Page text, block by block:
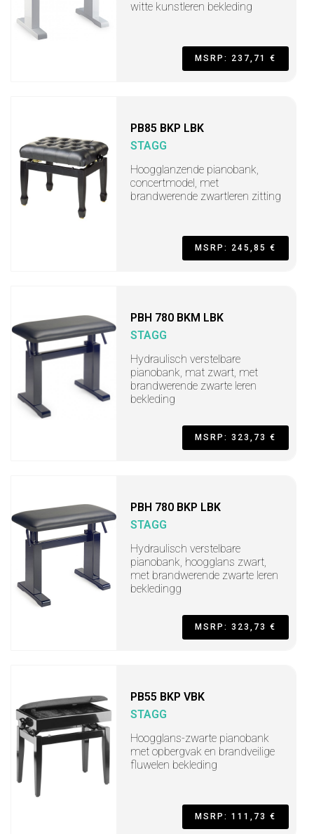
witte kunstleren bekleding
MSRP: 237,71 €
PB85 BKP LBK
STAGG
Hoogglanzende pianobank,
concertmodel, met
brandwerende zwartleren zitting
MSRP: 245,85 €
PBH 780 BKM LBK
STAGG
Hydraulisch verstelbare
pianobank, mat zwart, met
brandwerende zwarte leren
bekleding
MSRP: 323,73 €
PBH 780 BKP LBK
STAGG
Hydraulisch verstelbare
pianobank, hoogglans zwart,
met brandwerende zwarte leren
bekledingg
MSRP: 323,73 €
PB55 BKP VBK
STAGG
Hoogglans-zwarte pianobank
met opbergvak en brandveilige
fluwelen bekleding
MSRP: 111,73 €